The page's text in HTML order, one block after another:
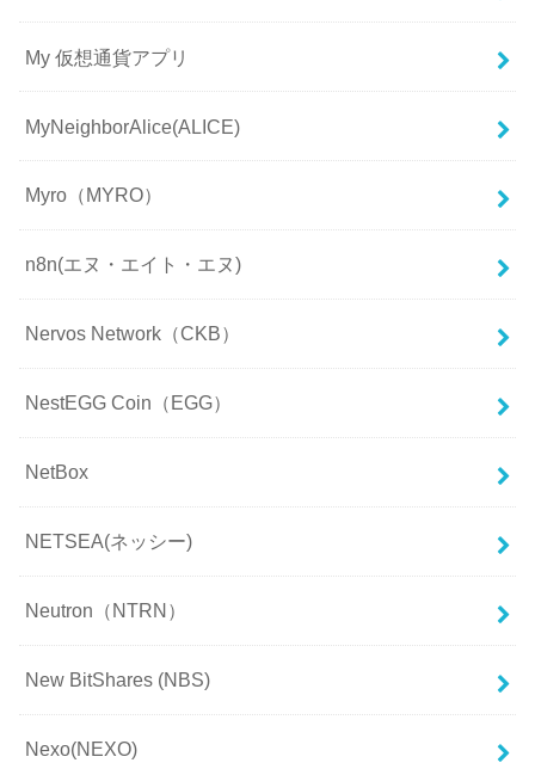
My 仮想通貨アプリ
MyNeighborAlice(ALICE)
Myro（MYRO）
n8n(エヌ・エイト・エヌ)
Nervos Network（CKB）
NestEGG Coin（EGG）
NetBox
NETSEA(ネッシー)
Neutron（NTRN）
New BitShares (NBS)
Nexo(NEXO)